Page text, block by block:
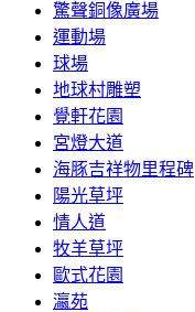
驚聲銅像廣場
運動場
球場
地球村雕塑
覺軒花園
宮燈大道
海豚吉祥物里程碑
陽光草坪
情人道
牧羊草坪
歐式花園
瀛苑